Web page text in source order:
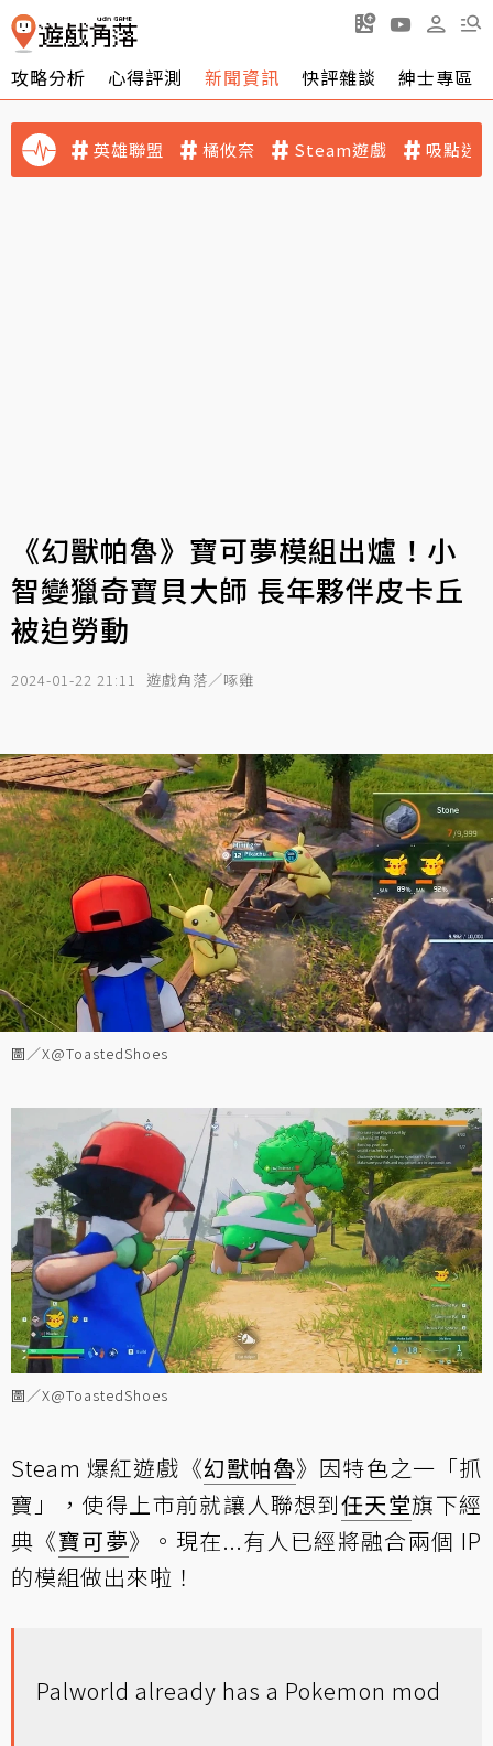
攻略分析 心得評測 新聞資訊 快評雜談 紳士專區
英雄聯盟 橘攸奈 Steam遊戲 吸點迷
《幻獸帕魯》寶可夢模組出爐！小
智變獵奇寶貝大師 長年夥伴皮卡丘
被迫勞動
2024-01-22 21:11 遊戲角落／啄雞
圖／X@ToastedShoes
圖／X@ToastedShoes
Steam 爆紅遊戲《幻獸帕魯》因特色之一「抓
寶」，使得上市前就讓人聯想到任天堂旗下經
典《寶可夢》。現在...有人已經將融合兩個 IP
的模組做出來啦！
Palworld already has a Pokemon mod